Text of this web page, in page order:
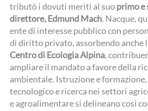
tributò i dovuti meriti al suoprimo e
direttore, Edmund Mach. Nacque,
ente di interesse pubblico con
di diritto privato, assorbendo anche
Centro di Ecologia Alpina,
ampliare il mandato a favore della
ambientale. Istruzione e
tecnologico e ricerca nei settori
e agroalimentare si delineano così